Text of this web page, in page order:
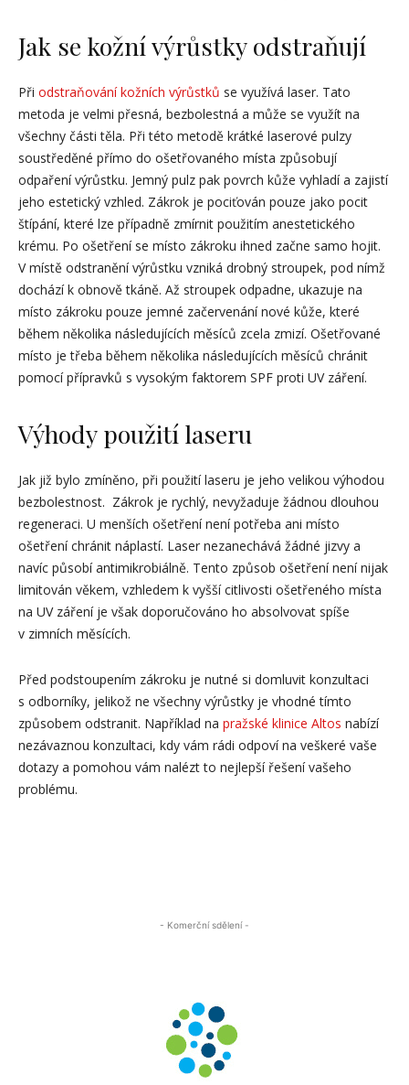
Jak se kožní výrůstky odstraňují
Při odstraňování kožních výrůstků se využívá laser. Tato
metoda je velmi přesná, bezbolestná a může se využít na
všechny části těla. Při této metodě krátké laserové pulzy
soustředěné přímo do ošetřovaného místa způsobují
odpaření výrůstku. Jemný pulz pak povrch kůže vyhladí a zajistí
jeho estetický vzhled. Zákrok je pociťován pouze jako pocit
štípání, které lze případně zmírnit použitím anestetického
krému. Po ošetření se místo zákroku ihned začne samo hojit.
V místě odstranění výrůstku vzniká drobný stroupek, pod nímž
dochází k obnově tkáně. Až stroupek odpadne, ukazuje na
místo zákroku pouze jemné začervenání nové kůže, které
během několika následujících měsíců zcela zmizí. Ošetřované
místo je třeba během několika následujících měsíců chránit
pomocí přípravků s vysokým faktorem SPF proti UV záření.
Výhody použití laseru
Jak již bylo zmíněno, při použití laseru je jeho velikou výhodou
bezbolestnost. Zákrok je rychlý, nevyžaduje žádnou dlouhou
regeneraci. U menších ošetření není potřeba ani místo
ošetření chránit náplastí. Laser nezanechává žádné jizvy a
navíc působí antimikrobiálně. Tento způsob ošetření není nijak
limitován věkem, vzhledem k vyšší citlivosti ošetřeného místa
na UV záření je však doporučováno ho absolvovat spíše
v zimních měsících.
Před podstoupením zákroku je nutné si domluvit konzultaci
s odborníky, jelikož ne všechny výrůstky je vhodné tímto
způsobem odstranit. Například na pražské klinice Altos nabízí
nezávaznou konzultaci, kdy vám rádi odpoví na veškeré vaše
dotazy a pomohou vám nalézt to nejlepší řešení vašeho
problému.
- Komerční sdělení -